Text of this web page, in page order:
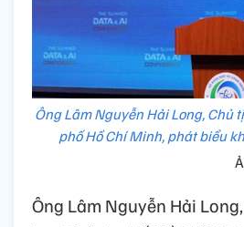
Ông Lâm Nguyễn Hải Long, Chủ
phố Hồ Chí Minh, phát biểu
Ông Lâm Nguyễn Hải